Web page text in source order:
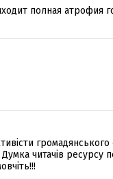
полная атрофия
громадянського
читачів ресурсу